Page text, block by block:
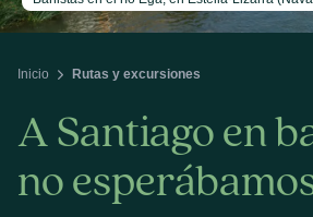
Inicio Rutas y excursiones
A Santiago en
no